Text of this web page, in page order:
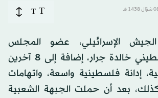
T
T
الإسرائيلي، عضو المجلس
التشريعي الفلسطيني خالدة جرار، إضافة إلى 8 آخرين
إدانة فلسطينية واسعة، واتهامات
كذلك، بعد أن حملت الجبهة الشعبية